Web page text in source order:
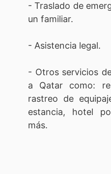
- Traslado de
un familiar.
- Asistencia legal.
- Otros servicios
a Qatar como:
rastreo de
estancia, hotel
más.